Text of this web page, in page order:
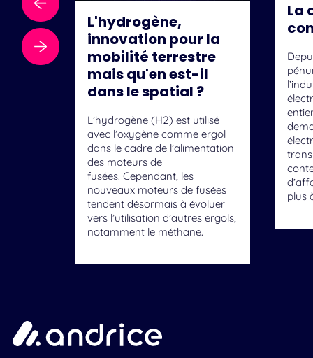
L'hydrogène,
innovation pour la
mobilité terrestre
mais qu'en est-il
dans le spatial ?
L’hydrogène (H2) est utilisé
avec l’oxygène comme ergol
dans le cadre de l’alimentation
des moteurs de
fusées. Cependant, les
nouveaux moteurs de fusées
tendent désormais à évoluer
vers l’utilisation d’autres ergols,
notamment le méthane.
La
plus